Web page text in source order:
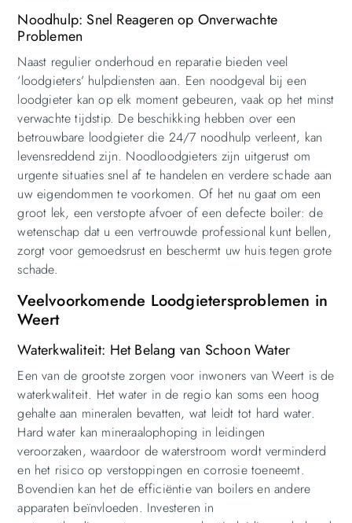
Noodhulp: Snel Reageren op Onverwachte
Problemen
Naast regulier onderhoud en reparatie bieden veel
‘loodgieters’ hulpdiensten aan. Een noodgeval bij een
loodgieter kan op elk moment gebeuren, vaak op het minst
verwachte tijdstip. De beschikking hebben over een
betrouwbare loodgieter die 24/7 noodhulp verleent, kan
levensreddend zijn. Noodloodgieters zijn uitgerust om
urgente situaties snel af te handelen en verdere schade aan
uw eigendommen te voorkomen. Of het nu gaat om een ​​
groot lek, een verstopte afvoer of een defecte boiler: de
wetenschap dat u een vertrouwde professional kunt bellen,
zorgt voor gemoedsrust en beschermt uw huis tegen grote
schade.
Veelvoorkomende Loodgietersproblemen in
Weert
Waterkwaliteit: Het Belang van Schoon Water
Een van de grootste zorgen voor inwoners van Weert is de
waterkwaliteit. Het water in de regio kan soms een hoog
gehalte aan mineralen bevatten, wat leidt tot hard water.
Hard water kan mineraalophoping in leidingen
veroorzaken, waardoor de waterstroom wordt verminderd
en het risico op verstoppingen en corrosie toeneemt.
Bovendien kan het de efficiëntie van boilers en andere
apparaten beïnvloeden. Investeren in